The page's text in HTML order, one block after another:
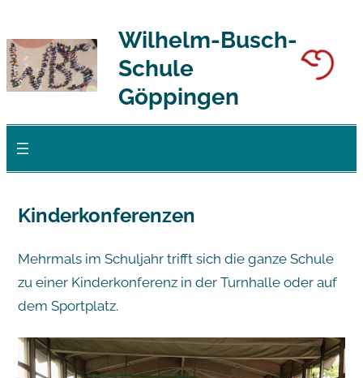
Inhalt
springen
Wilhelm-Busch-
Schule
Göppingen
Kinderkonferenzen
Mehrmals im Schuljahr trifft sich die ganze Schule
zu einer Kinderkonferenz in der Turnhalle oder auf
dem Sportplatz.